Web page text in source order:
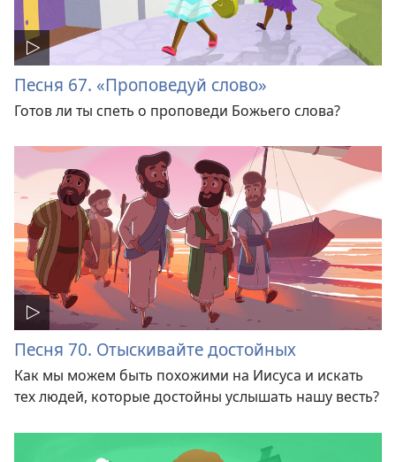
Песня 67. «Проповедуй слово»
Готов ли ты спеть о проповеди Божьего слова?
Песня 70. Отыскивайте достойных
Как мы можем быть похожими на Иисуса и искать
тех людей, которые достойны услышать нашу весть?